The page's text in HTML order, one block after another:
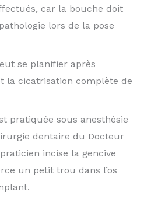
car la bouche doit
lors de la pose
se planifier après
la cicatrisation complète de
pratiquée sous anesthésie
dentaire du Docteur
praticien incise la gencive
un petit trou dans l’os